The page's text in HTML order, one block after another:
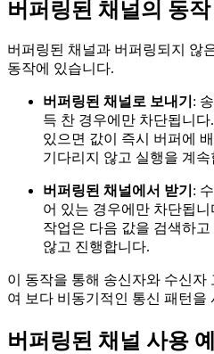
버퍼링된 채널의 동작
버퍼링된 채널과 버퍼링되지 않
동작에 있습니다.
버퍼링된 채널로 보내기 :
득 찬 경우에만 차단됩니다
있으면 값이 즉시 버퍼에
기다리지 않고 실행을 계속
버퍼링된 채널에서 받기 :
어 있는 경우에만 차단됩
작업은 다음 값을 검색하
않고 진행합니다.
이 동작을 통해 송신자와 수신
여 보다 비동기적인 통신 패턴을
버퍼링된 채널 사용 예